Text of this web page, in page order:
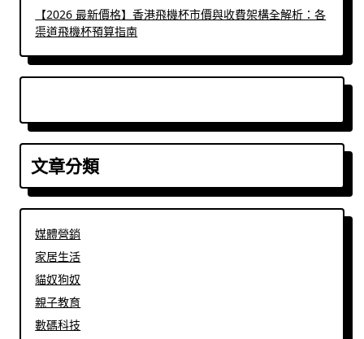
【2026 最新價格】香港飛機杯市價與收費架構全解析：各
渠道飛機杯預算指南
文章分類
媒體營銷
家居生活
貓奴狗奴
親子教育
數碼科技